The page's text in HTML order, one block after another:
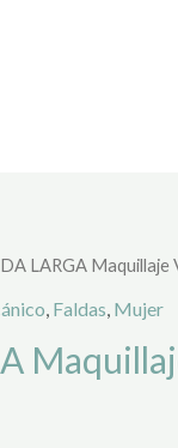
LARGA Maquillaje
Faldas Mujer